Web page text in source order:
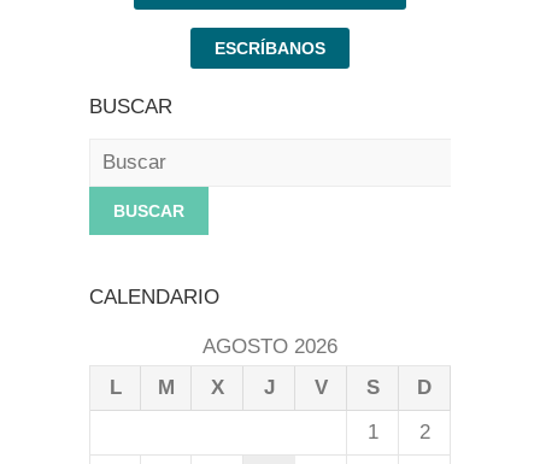
ESCRÍBANOS
BUSCAR
Buscar
CALENDARIO
AGOSTO 2026
L
M X J V S
D
1
2